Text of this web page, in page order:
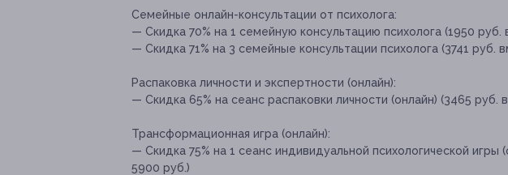
Семейные онлайн-консультации от психолога:
— Скидка 70% на 1 семейную консультацию психолога (1950 руб.
— Скидка 71% на 3 семейные консультации психолога (3741 руб.
Распаковка личности и экспертности (онлайн):
— Скидка 65% на сеанс распаковки личности (онлайн) (3465 руб.
Трансформационная игра (онлайн):
— Скидка 75% на 1 сеанс индивидуальной психологической игры
5900 руб.)